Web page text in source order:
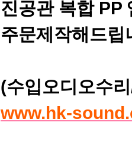
진공관 복합 PP
주문제작해드립
(수입오디오수
www.hk-